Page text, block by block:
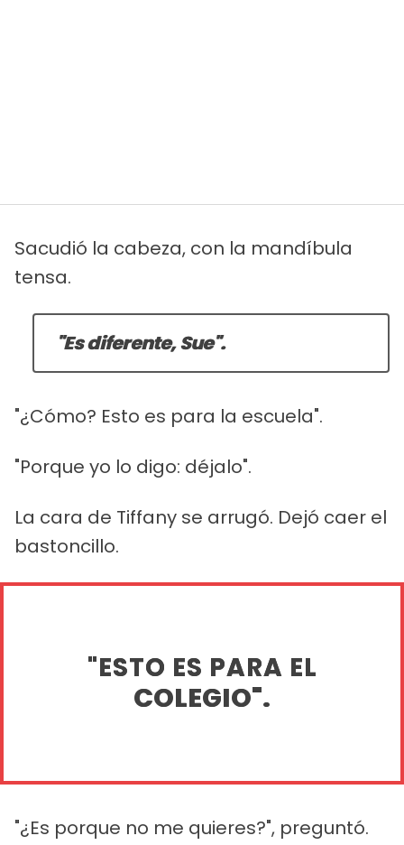
Sacudió la cabeza, con la mandíbula
tensa.
"Es diferente, Sue".
"¿Cómo? Esto es para la escuela".
"Porque yo lo digo: déjalo".
La cara de Tiffany se arrugó. Dejó caer el
bastoncillo.
"ESTO ES PARA EL
COLEGIO".
"¿Es porque no me quieres?", preguntó.